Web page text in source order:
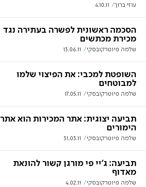
עוזי ברוך 4.10.11
הסכמה ראשונית לפשרה בעתירה נגד
מכירת מכתשים
שלמה פיוטרקובסקי 13.06.11
השופטת למכבי: את הפיצוי שלמו
למבוטחים
שלמה פיוטרקובסקי 17.05.11
תביעה יצוגית: אתר המכירות הוא אתר
הימורים
שלמה פיוטרקובסקי 31.03.11
תביעה: ג'יי פי מורגן קשור להונאת
מאדוף
שלמה פיוטרקובסקי 4.02.11